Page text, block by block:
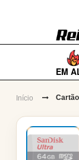
EM
Início